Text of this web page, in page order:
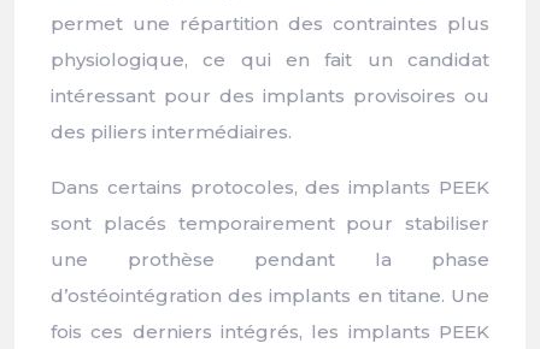
permet une répartition des contraintes plus
physiologique, ce qui en fait un candidat
intéressant pour des implants provisoires ou
des piliers intermédiaires.
Dans certains protocoles, des implants PEEK
sont placés temporairement pour stabiliser
une prothèse pendant la phase
d’ostéointégration des implants en titane. Une
fois ces derniers intégrés, les implants PEEK